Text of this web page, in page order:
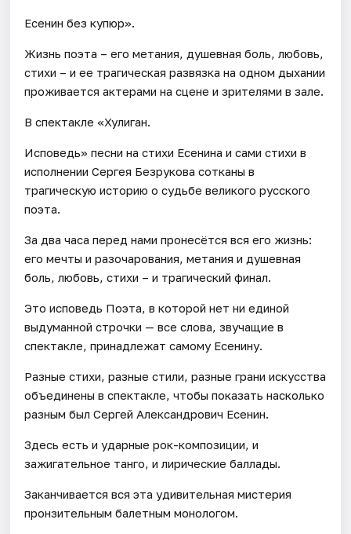
Есенин без купюр».
Жизнь поэта – его метания, душевная боль, любовь,
стихи – и ее трагическая развязка на одном дыхании
проживается актерами на сцене и зрителями в зале.
В спектакле «Хулиган.
Исповедь» песни на стихи Есенина и сами стихи в
исполнении Сергея Безрукова сотканы в
трагическую историю о судьбе великого русского
поэта.
За два часа перед нами пронесётся вся его жизнь:
его мечты и разочарования, метания и душевная
боль, любовь, стихи – и трагический финал.
Это исповедь Поэта, в которой нет ни единой
выдуманной строчки — все слова, звучащие в
спектакле, принадлежат самому Есенину.
Разные стихи, разные стили, разные грани искусства
объединены в спектакле, чтобы показать насколько
разным был Сергей Александрович Есенин.
Здесь есть и ударные рок-композиции, и
зажигательное танго, и лирические баллады.
Заканчивается вся эта удивительная мистерия
пронзительным балетным монологом.